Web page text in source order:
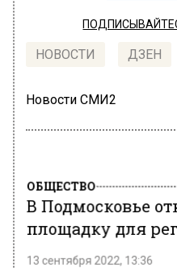
НОВОСТИ ДЗЕН
Новости СМИ2
ОБЩЕСТВО
В Подмосковье
площадку для
13 сентября 2022, 13:36